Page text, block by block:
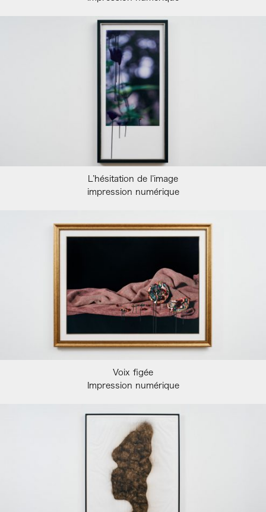
L’hésitation de l’image
impression numérique
Voix figée
Impression numérique